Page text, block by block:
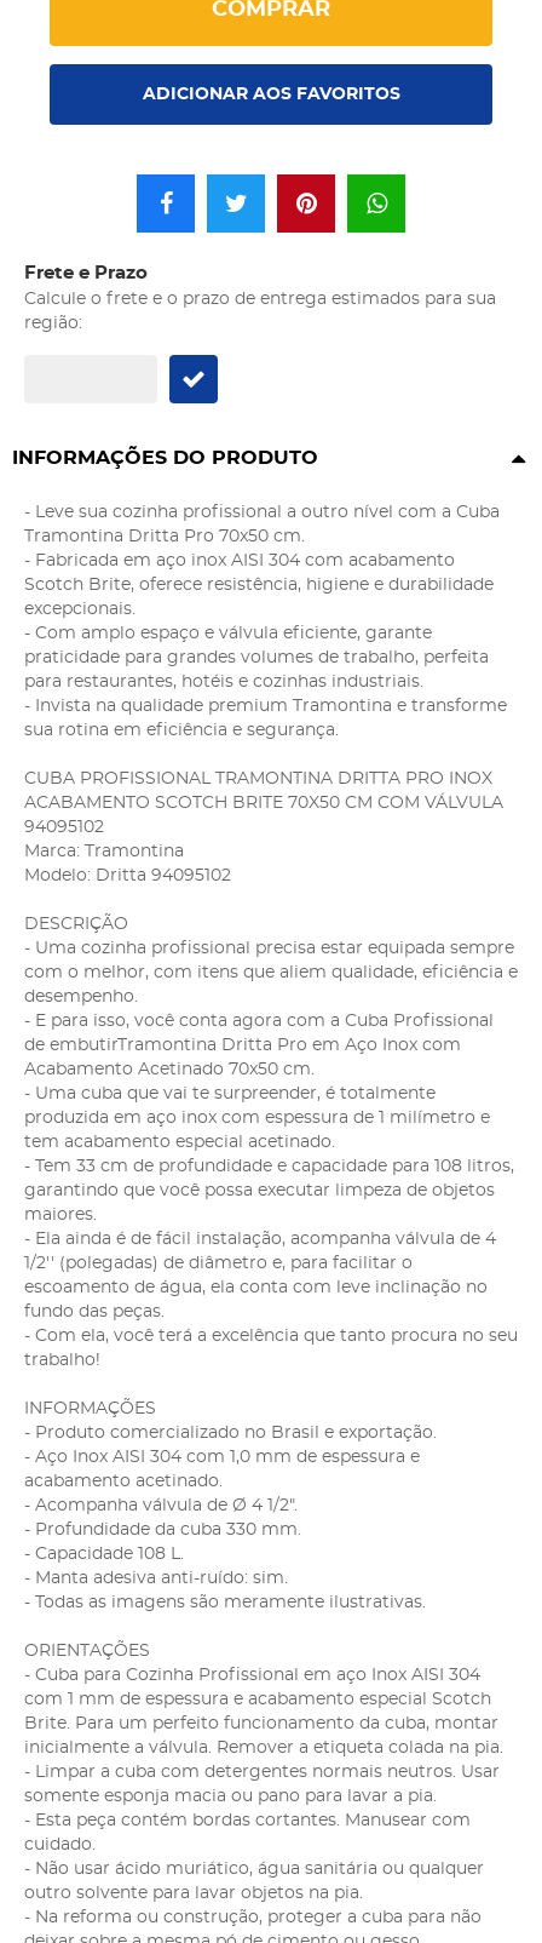
COMPRAR
ADICIONAR AOS FAVORITOS
Frete e Prazo
Calcule o frete e o prazo de entrega estimados para sua
região:
INFORMAÇÕES DO PRODUTO
- Leve sua cozinha profissional a outro nível com a Cuba
Tramontina Dritta Pro 70x50 cm.
- Fabricada em aço inox AISI 304 com acabamento
Scotch Brite, oferece resistência, higiene e durabilidade
excepcionais.
- Com amplo espaço e válvula eficiente, garante
praticidade para grandes volumes de trabalho, perfeita
para restaurantes, hotéis e cozinhas industriais.
- Invista na qualidade premium Tramontina e transforme
sua rotina em eficiência e segurança.
CUBA PROFISSIONAL TRAMONTINA DRITTA PRO INOX
ACABAMENTO SCOTCH BRITE 70X50 CM COM VÁLVULA
94095102
Marca: Tramontina
Modelo: Dritta 94095102
DESCRIÇÃO
- Uma cozinha profissional precisa estar equipada sempre
com o melhor, com itens que aliem qualidade, eficiência e
desempenho.
- E para isso, você conta agora com a Cuba Profissional
de embutirTramontina Dritta Pro em Aço Inox com
Acabamento Acetinado 70x50 cm.
- Uma cuba que vai te surpreender, é totalmente
produzida em aço inox com espessura de 1 milímetro e
tem acabamento especial acetinado.
- Tem 33 cm de profundidade e capacidade para 108 litros,
garantindo que você possa executar limpeza de objetos
maiores.
- Ela ainda é de fácil instalação, acompanha válvula de 4
1/2'' (polegadas) de diâmetro e, para facilitar o
escoamento de água, ela conta com leve inclinação no
fundo das peças.
- Com ela, você terá a excelência que tanto procura no seu
trabalho!
INFORMAÇÕES
- Produto comercializado no Brasil e exportação.
- Aço Inox AISI 304 com 1,0 mm de espessura e
acabamento acetinado.
- Acompanha válvula de Ø 4 1/2".
- Profundidade da cuba 330 mm.
- Capacidade 108 L.
- Manta adesiva anti-ruído: sim.
- Todas as imagens são meramente ilustrativas.
ORIENTAÇÕES
- Cuba para Cozinha Profissional em aço Inox AISI 304
com 1 mm de espessura e acabamento especial Scotch
Brite. Para um perfeito funcionamento da cuba, montar
inicialmente a válvula. Remover a etiqueta colada na pia.
- Limpar a cuba com detergentes normais neutros. Usar
somente esponja macia ou pano para lavar a pia.
- Esta peça contém bordas cortantes. Manusear com
cuidado.
- Não usar ácido muriático, água sanitária ou qualquer
outro solvente para lavar objetos na pia.
- Na reforma ou construção, proteger a cuba para não